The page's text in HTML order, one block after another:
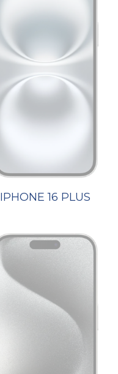
IPHONE 16 PLUS